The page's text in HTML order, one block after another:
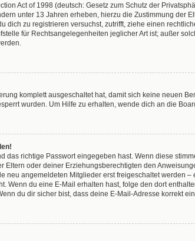
Act of 1998 (deutsch: Gesetz zum Schutz der
unter 13 Jahren erheben, hierzu die Zustimmung der
dich zu registrieren versuchst, zutrifft, ziehe einen
für Rechtsangelegenheiten jeglicher Art ist; außer
komplett ausgeschaltet hat, damit sich keine neuen
wurden. Um Hilfe zu erhalten, wende dich an die
das richtige Passwort eingegeben hast. Wenn diese
Eltern oder deiner Erziehungsberechtigten den
neu angemeldeten Mitglieder erst freigeschaltet werden
Wenn du eine E-Mail erhalten hast, folge den dort
du dir sicher bist, dass deine E-Mail-Adresse korrekt